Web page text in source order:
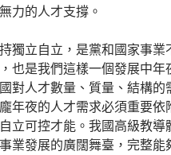
力的人才支撐。
獨立自立，是黨和國家事業
也是我們這樣一個發展中年
對人才數量、質量、結構的
年夜的人才需求必須重要依
立可控才能。我國高級教導
業發展的廣闊舞臺，完整能